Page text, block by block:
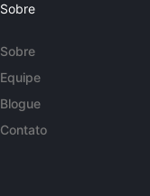
Sobre
Sobre
Equipe
Blogue
Contato